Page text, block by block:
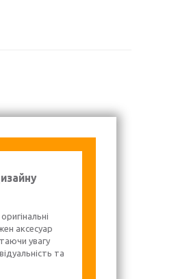
аксесуар
увагу
та